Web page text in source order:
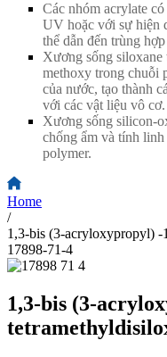
Các nhóm acrylate
UV hoặc với sự hiện
thể dẫn đến trùng
Xương sống
methoxy trong chuỗi
của nước, tạo thành
với các vật liệu vô cơ.
Xương sống silicon-
chống ẩm và tính
polymer.
Home
/
1,3-bis (3-acryloxypropyl) -
17898-71-4
1,3-bis (3-